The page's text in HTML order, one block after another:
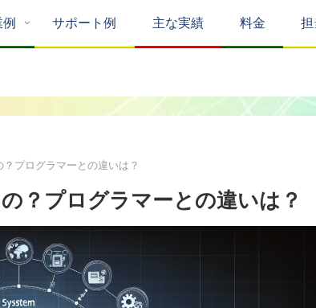
サポート例 主な実績 料金
プログラマーとの違いは？
？プログラマーとの違いは？